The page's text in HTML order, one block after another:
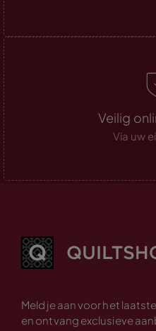
Veilig
Via uw
Meld je aan voor het
en ontvang exclusieve